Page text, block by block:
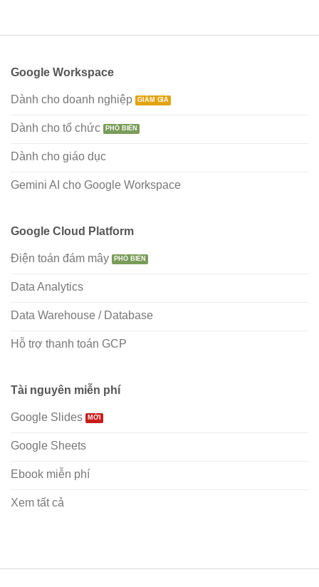
Google Workspace
Dành cho doanh nghiệp
Dành cho tổ chức
Dành cho giáo dục
Gemini AI cho Google Workspace
Google Cloud Platform
Điện toán đám mây
Data Analytics
Data Warehouse / Database
Hỗ trợ thanh toán GCP
Tài nguyên miễn phí
Google Slides
Google Sheets
Ebook miễn phí
Xem tất cả